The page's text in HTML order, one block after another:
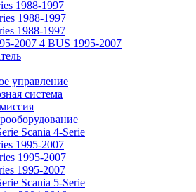
1988-1997
1988-1997
1988-1997
4 BUS 1995-2007
управление
система
Scania 4-Serie
1995-2007
1995-2007
1995-2007
Scania 5-Serie